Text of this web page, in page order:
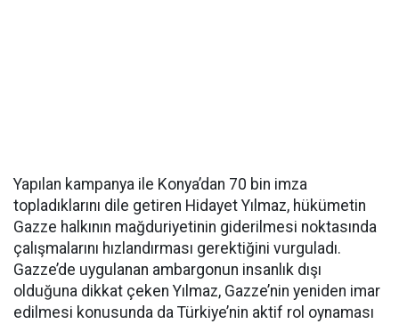
Yapılan kampanya ile Konya’dan 70 bin imza
topladıklarını dile getiren Hidayet Yılmaz, hükümetin
Gazze halkının mağduriyetinin giderilmesi noktasında
çalışmalarını hızlandırması gerektiğini vurguladı.
Gazze’de uygulanan ambargonun insanlık dışı
olduğuna dikkat çeken Yılmaz, Gazze’nin yeniden imar
edilmesi konusunda da Türkiye’nin aktif rol oynaması